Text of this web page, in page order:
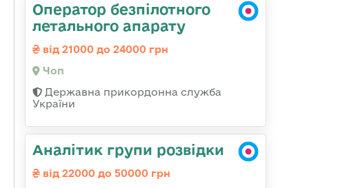
Оператор безпілотного
летального апарату
від 21000 до 24000 грн
Чоп
Державна прикордонна служба
України
Аналітик групи розвідки
від 22000 до 50000 грн